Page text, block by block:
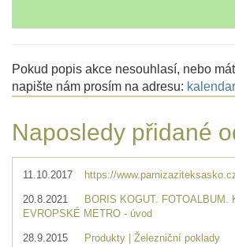
Pokud popis akce nesouhlasí, nebo
napište nám prosím na adresu:
Naposledy přidané
11.10.2017 https://
20.8.2021
BORIS KOGUT. FOTOALBUM.
EVROPSKÉ METRO - úvod
28.9.2015 Produkty | Železniční poklady